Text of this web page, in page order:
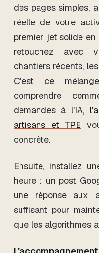
des pages simples,
réelle de votre
premier jet solide
retouchez avec
chantiers récents,
C'est ce
comprendre
demandes à l'IA,
artisans et TPE
concrète.
Ensuite, installez
heure : un post
une réponse aux
suffisant pour
que les algorithmes